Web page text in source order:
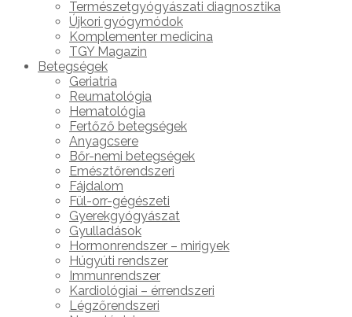
Természetgyógyászati diagnosztika
Újkori gyógymódok
Komplementer medicina
TGY Magazin
Betegségek
Geriatria
Reumatológia
Hematológia
Fertőző betegségek
Anyagcsere
Bőr-nemi betegségek
Emésztőrendszeri
Fájdalom
Fül-orr-gégészeti
Gyerekgyógyászat
Gyulladások
Hormonrendszer – mirigyek
Húgyúti rendszer
Immunrendszer
Kardiológiai – érrendszeri
Légzőrendszeri